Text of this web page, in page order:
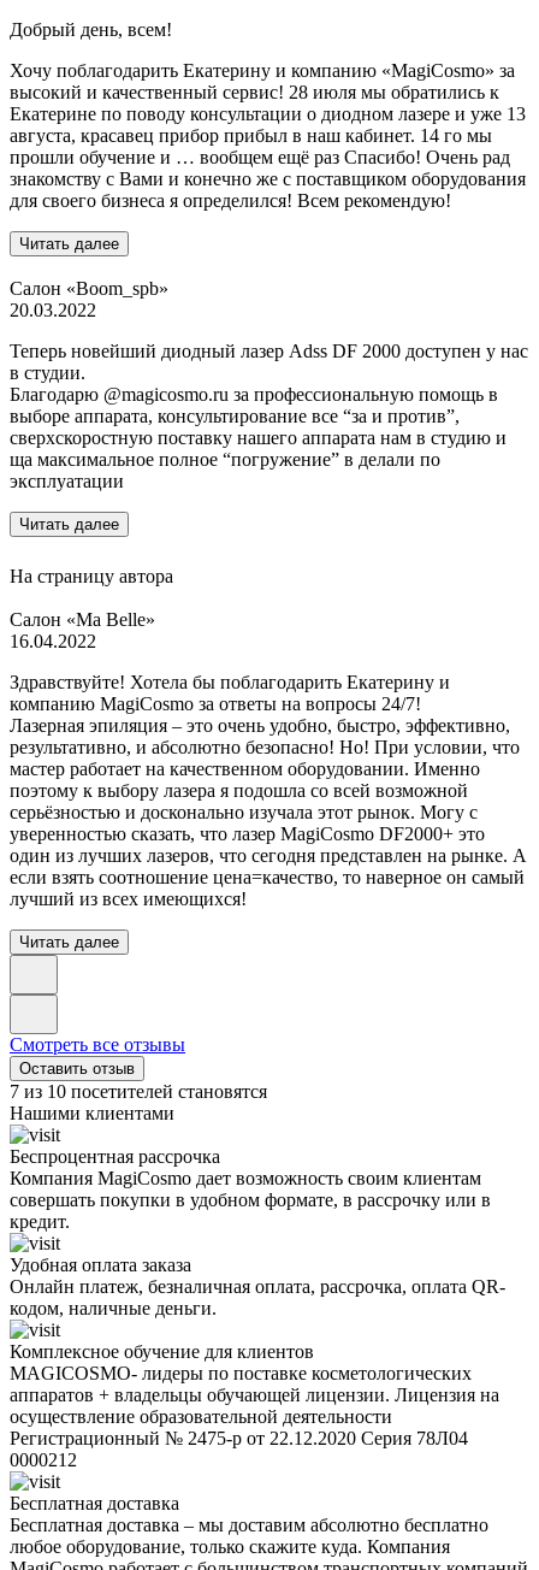
Добрый день, всем!
Хочу поблагодарить Екатерину и компанию «MagiCosmo» за
высокий и качественный сервис! 28 июля мы обратились к
Екатерине по поводу консультации о диодном лазере и уже 13
августа, красавец прибор прибыл в наш кабинет. 14 го мы
прошли обучение и … вообщем ещё раз Спасибо! Очень рад
знакомству с Вами и конечно же с поставщиком оборудования
для своего бизнеса я определился! Всем рекомендую!
Читать далее
Салон «Boom_spb»
20.03.2022
Теперь новейший диодный лазер Adss DF 2000 доступен у нас
в студии.
Благодарю @magicosmo.ru за профессиональную помощь в
выборе аппарата, консультирование все “за и против”,
сверхскоростную поставку нашего аппарата нам в студию и
ща максимальное полное “погружение” в делали по
эксплуатации
Читать далее
На страницу автора
Салон «Ma Belle»
16.04.2022
Здравствуйте! Хотела бы поблагодарить Екатерину и
компанию MagiCosmo за ответы на вопросы 24/7!
Лазерная эпиляция – это очень удобно, быстро, эффективно,
результативно, и абсолютно безопасно! Но! При условии, что
мастер работает на качественном оборудовании. Именно
поэтому к выбору лазера я подошла со всей возможной
серьёзностью и досконально изучала этот рынок. Могу с
уверенностью сказать, что лазер MagiCosmo DF2000+ это
один из лучших лазеров, что сегодня представлен на рынке. А
если взять соотношение цена=качество, то наверное он самый
лучший из всех имеющихся!
Читать далее
Смотреть все отзывы
Оставить отзыв
7 из 10 посетителей становятся
Нашими клиентами
Беспроцентная рассрочка
Компания MagiCosmo дает возможность своим клиентам
совершать покупки в удобном формате, в рассрочку или в
кредит.
Удобная оплата заказа
Онлайн платеж, безналичная оплата, рассрочка, оплата QR-
кодом, наличные деньги.
Комплексное обучение для клиентов
MAGICOSMO- лидеры по поставке косметологических
аппаратов + владельцы обучающей лицензии. Лицензия на
осуществление образовательной деятельности
Регистрационный № 2475-р от 22.12.2020 Серия 78Л04
0000212
Бесплатная доставка
Бесплатная доставка – мы доставим абсолютно бесплатно
любое оборудование, только скажите куда. Компания